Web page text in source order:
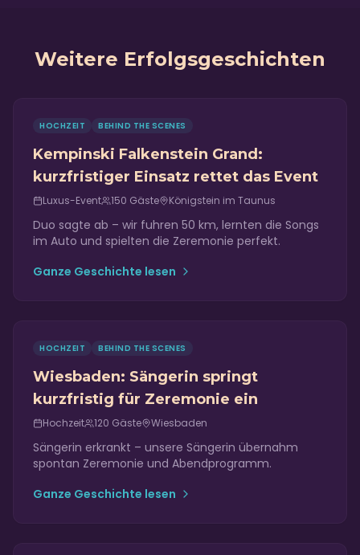
Weitere Erfolgsgeschichten
HOCHZEIT BEHIND THE SCENES
Kempinski Falkenstein Grand:
kurzfristiger Einsatz rettet das Event
Luxus-Event 150 Gäste Königstein im Taunus
Duo sagte ab – wir fuhren 50 km, lernten die Songs
im Auto und spielten die Zeremonie perfekt.
Ganze Geschichte lesen
HOCHZEIT BEHIND THE SCENES
Wiesbaden: Sängerin springt
kurzfristig für Zeremonie ein
Hochzeit 120 Gäste Wiesbaden
Sängerin erkrankt – unsere Sängerin übernahm
spontan Zeremonie und Abendprogramm.
Ganze Geschichte lesen